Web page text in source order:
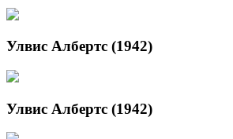
Улвис Албертс (1942)
Улвис Албертс (1942)